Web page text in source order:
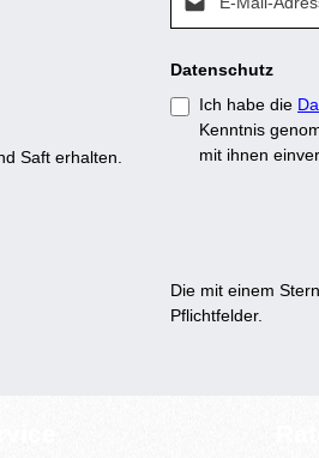
Saft erhalten.
Datenschutz
Ich habe die
Kenntnis
mit ihnen
Die mit einem
Pflichtfelder.